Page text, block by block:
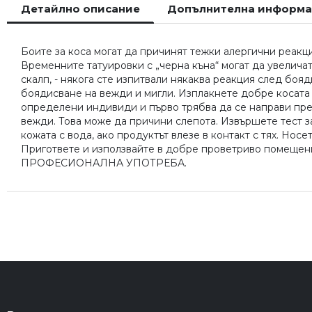
началото
на
със
снимки
Детайлно описание
Боите за коса могат да причинят тежки алергични
Временните татуировки с „черна къна“ могат да
скалп, - някога сте изпитвали някаква реакция след
боядисване на вежди и мигли. Изплакнете добре
определени индивиди и първо трябва да се направи
вежди. Това може да причини слепота. Извършете тест
кожата с вода, ако продуктът влезе в контакт с тях.
Пригответе и използвайте в добре проветриво
ПРОФЕСИОНАЛНА УПОТРЕБА.
Допълнителна